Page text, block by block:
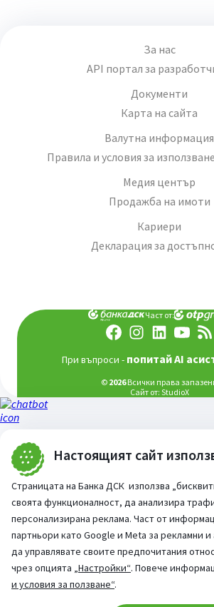
Настоящият сайт
Страницата на Банка ДСК използва
своята функционалност, да анализира
персонализирана реклама. Част от
партньори като Google и Meta за рекламни
да управлявате своите предпочитания
чрез опцията „Настройки“. Повече
и условия за ползване“.
За нас
API портал за
Документи
Карта на сайта
Валутна информация
Правила и условия за
Медия център
Продажба на имоти
Кариери
Декларация за
Част от:
При въпроси - попитай AI
© 2026Всички права
Сайт от: StudioX